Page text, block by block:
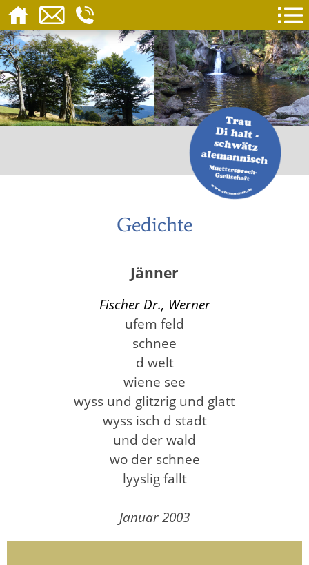
Gedichte
Jänner
Fischer Dr., Werner
ufem feld
schnee
d welt
wiene see
wyss und glitzrig und glatt
wyss isch d stadt
und der wald
wo der schnee
lyyslig fallt
Januar 2003